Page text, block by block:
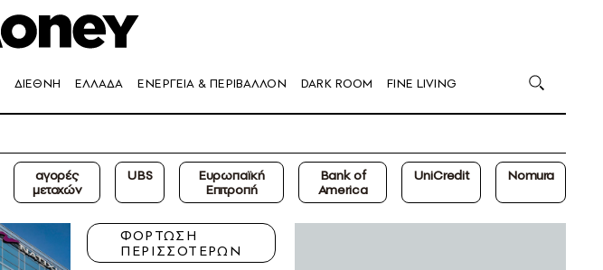
ΔΙΕΘΝΗ ΕΛΛΑΔΑ ΕΝΕΡΓΕΙΑ & ΠΕΡΙΒΑΛΛΟΝ DARK ROOM FINE LIVING
αγορές
μετοχών
UBS
Ευρωπαϊκή
Επιτροπή
Bank of
America
UniCredit Nomura
ΦΟΡΤΩΣΗ
ΠΕΡΙΣΣΟΤΕΡΩΝ